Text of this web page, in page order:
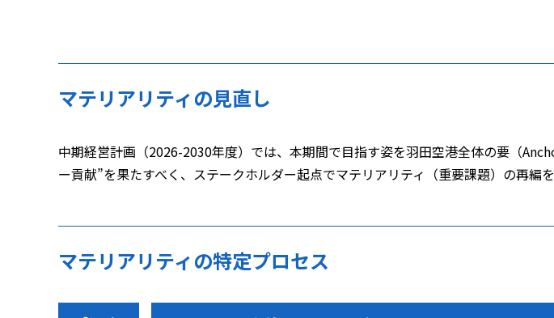
マテリアリティの見直し
中期経営計画（2026-2030年度）では、本期間で目指す姿を羽田空港全体の要（
ー貢献”を果たすべく、ステークホルダー起点でマテリアリティ（重要課題）の再編を
マテリアリティの特定プロセス